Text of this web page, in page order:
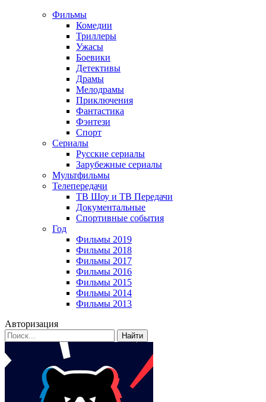
Фильмы
Комедии
Триллеры
Ужасы
Боевики
Детективы
Драмы
Мелодрамы
Приключения
Фантастика
Фэнтези
Спорт
Сериалы
Русские сериалы
Зарубежные сериалы
Мультфильмы
Телепередачи
ТВ Шоу и ТВ Передачи
Документальные
Спортивные события
Год
Фильмы 2019
Фильмы 2018
Фильмы 2017
Фильмы 2016
Фильмы 2015
Фильмы 2014
Фильмы 2013
Авторизация
Найти